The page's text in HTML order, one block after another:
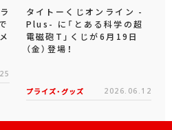
タイトーくじオンライン -
Plus- に「とある科学の超
電磁砲T」くじが6月19日
（金）登場！
プライズ・グッズ 2026.06.12